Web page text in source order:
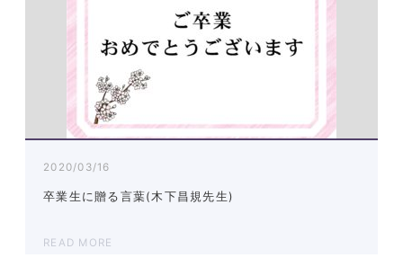
2020/03/16
卒業生に贈る言葉(木下昌規先生)
READ MORE